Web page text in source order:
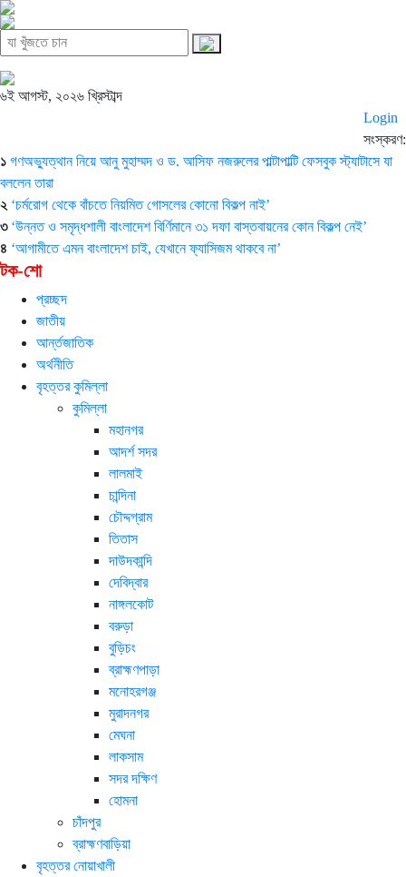
৬ই আগস্ট, ২০২৬ খ্রিস্টাব্দ
Login
সংস্করণ:
১ গণঅভ্যুত্থান নিয়ে আনু মুহাম্মদ ও ড. আসিফ নজরুলের পাল্টাপাল্টি ফেসবুক স্ট্যাটাসে যা
বললেন তারা
২ ‘চর্মরোগ থেকে বাঁচতে নিয়মিত গোসলের কোনো বিকল্প নাই’
৩ ‘উন্নত ও সমৃদ্ধশালী বাংলাদেশ বির্ণিমানে ৩১ দফা বাস্তবায়নের কোন বিকল্প নেই’
৪ ‘আগামীতে এমন বাংলাদেশ চাই, যেখানে ফ্যাসিজম থাকবে না’
টক-শো
প্রচ্ছদ
জাতীয়
আর্ন্তজাতিক
অর্থনীতি
বৃহত্তর কুমিল্লা
কুমিল্লা
মহানগর
আদর্শ সদর
লালমাই
চান্দিনা
চৌদ্দগ্রাম
তিতাস
দাউদকান্দি
দেবিদ্বার
নাঙ্গলকোট
বরুড়া
বুড়িচং
ব্রাহ্মণপাড়া
মনোহরগঞ্জ
মুরাদনগর
মেঘনা
লাকসাম
সদর দক্ষিণ
হোমনা
চাঁদপুর
ব্রাহ্মণবাড়িয়া
বৃহত্তর নোয়াখালী